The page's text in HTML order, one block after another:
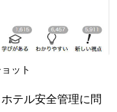
ット
テル安全管理に問